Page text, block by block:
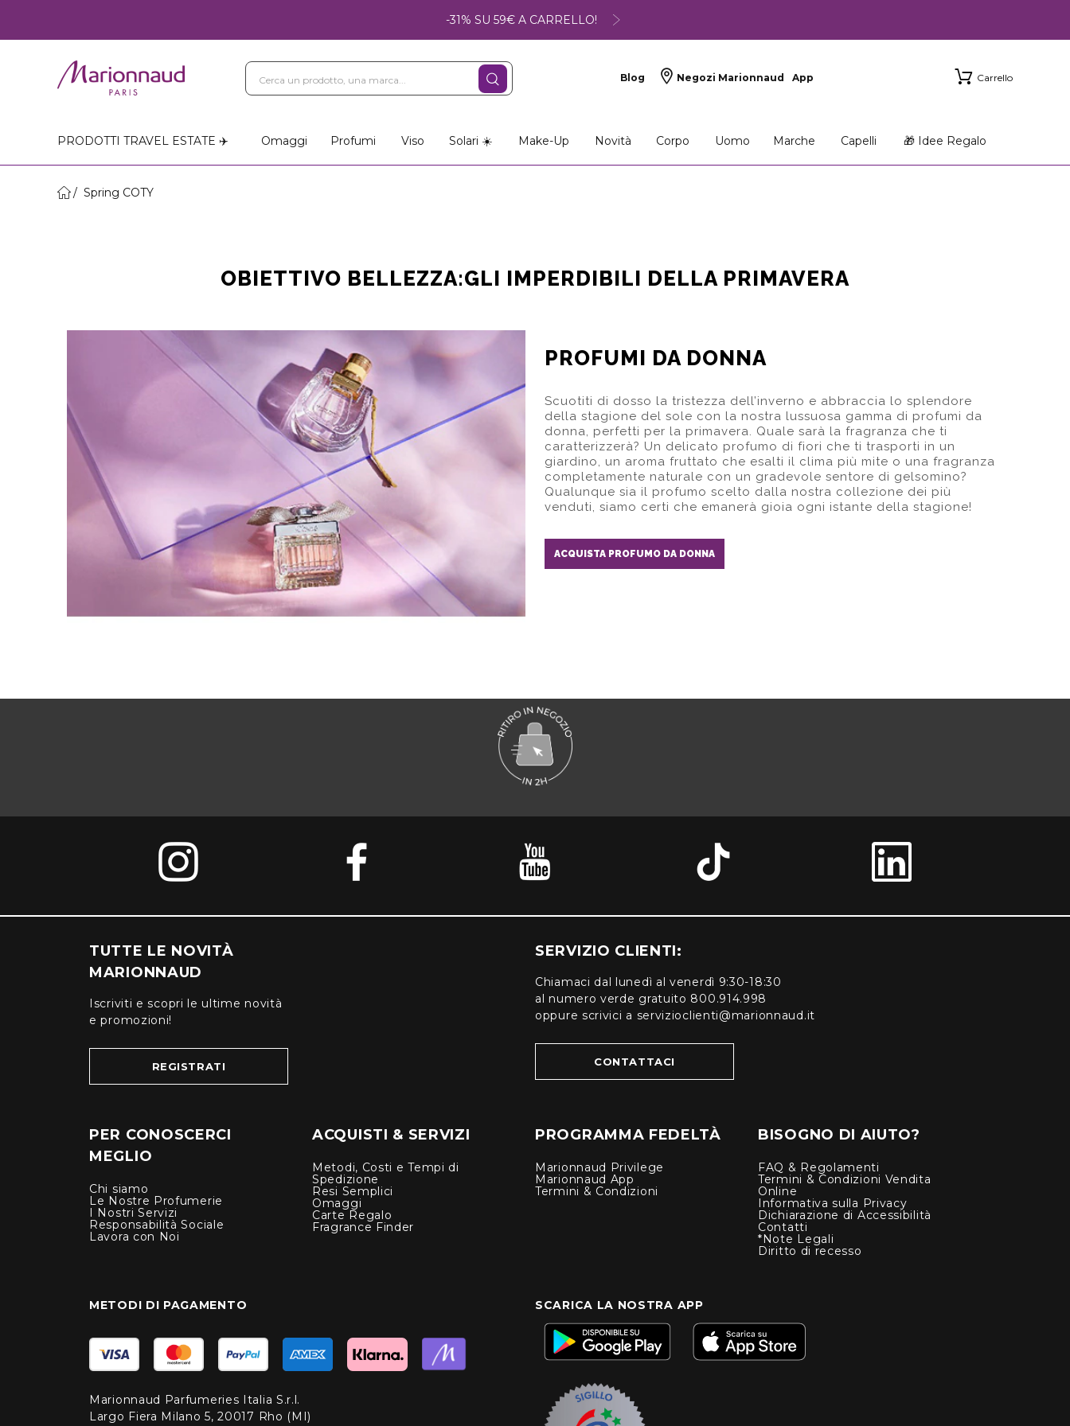
-31% SU 59€ A CARRELLO!
Blog Negozi Marionnaud App Carrello
PRODOTTI TRAVEL ESTATE ✈️ Omaggi Profumi Viso Solari ☀️ Make-Up Novità Corpo Uomo Marche Capelli 🎁 Idee Regalo
Spring COTY
OBIETTIVO BELLEZZA:GLI IMPERDIBILI DELLA PRIMAVERA
PROFUMI DA DONNA
Scuotiti di dosso la tristezza dell’inverno e abbraccia lo splendore
della stagione del sole con la nostra lussuosa gamma di profumi da
donna, perfetti per la primavera. Quale sarà la fragranza che ti
caratterizzerà? Un delicato profumo di fiori che ti trasporti in un
giardino, un aroma fruttato che esalti il clima più mite o una fragranza
completamente naturale con un gradevole sentore di gelsomino?
Qualunque sia il profumo scelto dalla nostra collezione dei più
venduti, siamo certi che emanerà gioia ogni istante della stagione!
ACQUISTA PROFUMO DA DONNA
TUTTE LE NOVITÀ
MARIONNAUD
Iscriviti e scopri le ultime novità
e promozioni!
REGISTRATI
SERVIZIO CLIENTI:
Chiamaci dal lunedì al venerdì 9:30-18:30
al numero verde gratuito 800.914.998
oppure scrivici a servizioclienti@marionnaud.it
CONTATTACI
PER CONOSCERCI
MEGLIO
Chi siamo
Le Nostre Profumerie
I Nostri Servizi
Responsabilità Sociale
Lavora con Noi
ACQUISTI & SERVIZI
Metodi, Costi e Tempi di
Spedizione
Resi Semplici
Omaggi
Carte Regalo
Fragrance Finder
PROGRAMMA FEDELTÀ
Marionnaud Privilege
Marionnaud App
Termini & Condizioni
BISOGNO DI AIUTO?
FAQ & Regolamenti
Termini & Condizioni Vendita
Online
Informativa sulla Privacy
Dichiarazione di Accessibilità
Contatti
*Note Legali
Diritto di recesso
METODI DI PAGAMENTO
Marionnaud Parfumeries Italia S.r.l.
Largo Fiera Milano 5, 20017 Rho (MI)
SCARICA LA NOSTRA APP